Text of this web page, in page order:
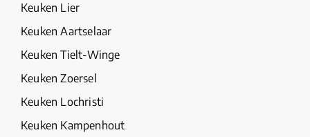
Keuken Lier
Keuken Aartselaar
Keuken Tielt-Winge
Keuken Zoersel
Keuken Lochristi
Keuken Kampenhout